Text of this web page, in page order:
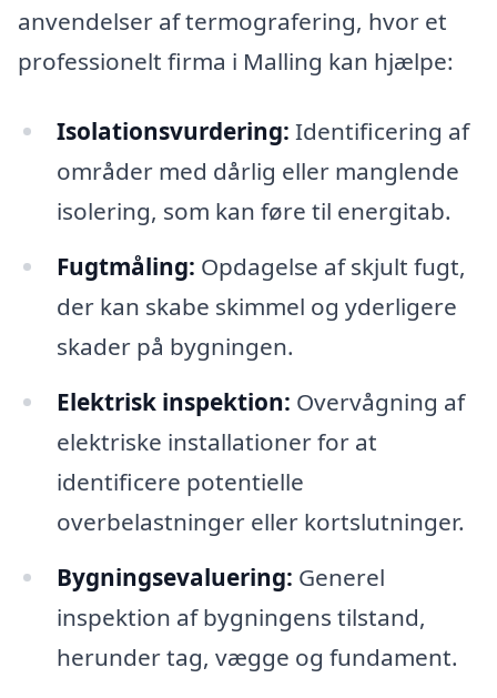
anvendelser af termografering, hvor et
professionelt firma i Malling kan hjælpe:
Isolationsvurdering: Identificering af
områder med dårlig eller manglende
isolering, som kan føre til energitab.
Fugtmåling: Opdagelse af skjult fugt,
der kan skabe skimmel og yderligere
skader på bygningen.
Elektrisk inspektion: Overvågning af
elektriske installationer for at
identificere potentielle
overbelastninger eller kortslutninger.
Bygningsevaluering: Generel
inspektion af bygningens tilstand,
herunder tag, vægge og fundament.